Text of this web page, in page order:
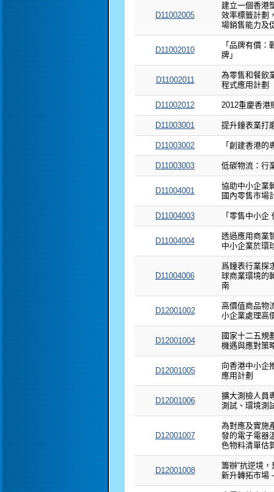
D11002005
建立一個香港
效率標籤計劃
場銷售能力及
D11002010
「品牌有價
牌」
D11002011
為零售和餐飲
程式應用計劃
D11002012 2012重慶香港
D11003001 提升鐘表業打
D11003002 「創建香港
D11003003 低碳物流：行
D11004001
協助中小企業
國內零售市場
D11004003 「零售中小
D11004004
透過應用商業
中小企業於環
D11004006
爲鐘表行業探
球商業環境的
南
D12001002
高價值商品物
小企業處理高
D12001004
國家十二五規
機遇與應對策
D12001005
向香港中小企
應用計劃
D12001006
擴大測檢人員
測試、環境測
D12001007
為對應及實施
發的電子電器
色物料清單估
D12001008
籌辦“抗逆境
新升轉拓市場